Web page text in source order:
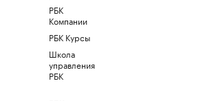
РБК
Компании
РБК Курсы
Школа
управления
РБК